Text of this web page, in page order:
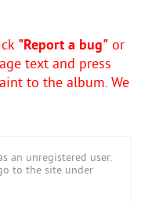
"Report a bug" or
text and press
to the album. We
an unregistered user.
to the site under